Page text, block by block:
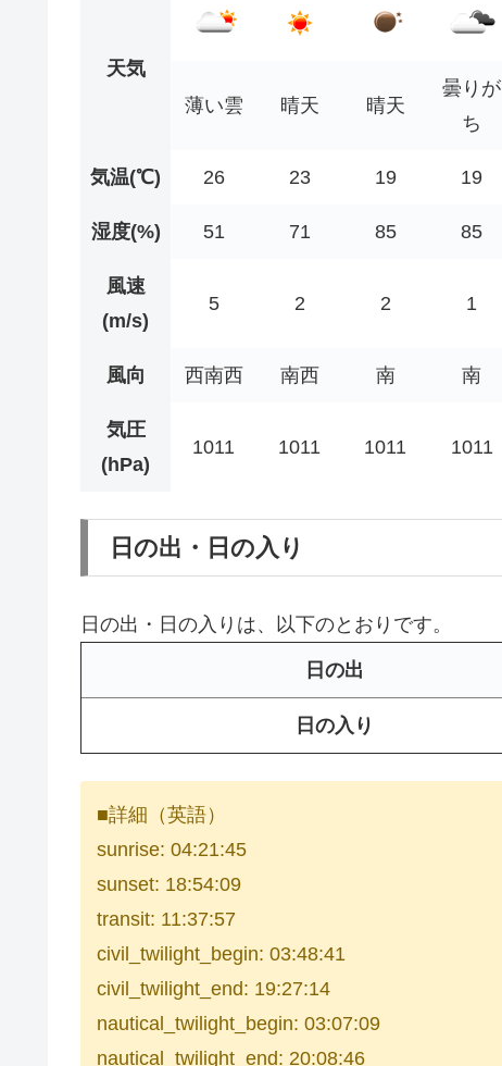
天気
薄い雲
晴天 晴天
曇りが
ち
気温(℃) 26 23 19 19
湿度(%) 51 71 85 85
風速
(m/s)
5 2 2 1
風向 西南西 南西 南 南
気圧
(hPa)
1011 1011 1011 1011
日の出・日の入り
日の出・日の入りは、以下のとおりです。
日の出
日の入り
■詳細（英語）
sunrise: 04:21:45
sunset: 18:54:09
transit: 11:37:57
civil_twilight_begin: 03:48:41
civil_twilight_end: 19:27:14
nautical_twilight_begin: 03:07:09
nautical_twilight_end: 20:08:46